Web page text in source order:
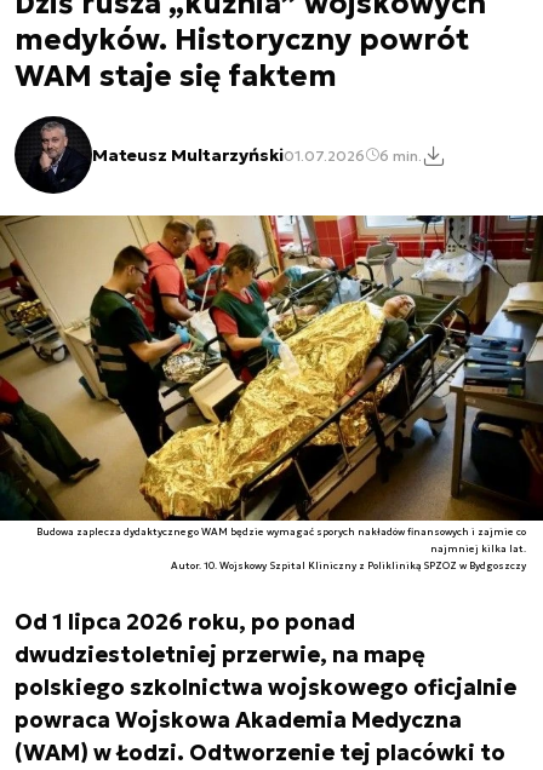
medyków. Historyczny powrót
WAM staje się faktem
Mateusz Multarzyński01.07.2026 6 min.
Budowa zaplecza dydaktycznego WAM będzie wymagać sporych nakładów finansowych i zajmie co
najmniej kilka lat.
Autor. 10. Wojskowy Szpital Kliniczny z Polikliniką SPZOZ w Bydgoszczy
Od 1 lipca 2026 roku, po ponad
dwudziestoletniej przerwie, na mapę
polskiego szkolnictwa wojskowego oficjalnie
powraca Wojskowa Akademia Medyczna
(WAM) w Łodzi. Odtworzenie tej placówki to